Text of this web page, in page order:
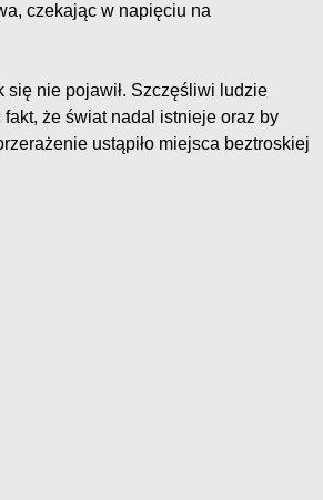
czekając w napięciu na
się nie pojawił. Szczęśliwi ludzie
że świat nadal istnieje oraz by
ustąpiło miejsca beztroskiej